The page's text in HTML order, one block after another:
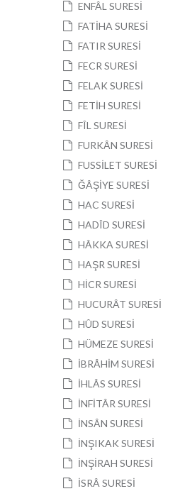
ENFÂL SURESİ
FATİHA SURESİ
FATIR SURESİ
FECR SURESİ
FELAK SURESİ
FETİH SURESİ
FÎL SURESİ
FURKÂN SURESİ
FUSSİLET SURESİ
ĞÂŞİYE SURESİ
HAC SURESİ
HADÎD SURESİ
HÂKKA SURESİ
HAŞR SURESİ
HİCR SURESİ
HUCURÂT SURESİ
HÛD SURESİ
HÜMEZE SURESİ
İBRÂHİM SURESİ
İHLÂS SURESİ
İNFİTÂR SURESİ
İNSÂN SURESİ
İNŞIKAK SURESİ
İNŞİRAH SURESİ
İSRÂ SURESİ